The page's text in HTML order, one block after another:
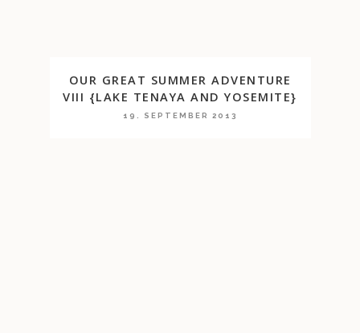
OUR GREAT SUMMER ADVENTURE
VIII {LAKE TENAYA AND YOSEMITE}
19. SEPTEMBER 2013